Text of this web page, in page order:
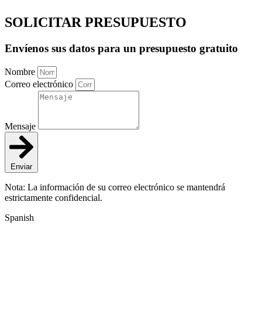
SOLICITAR PRESUPUESTO
Envíenos sus datos para un presupuesto gratuito
Nombre
Correo electrónico
Mensaje
Enviar
Nota: La información de su correo electrónico se mantendrá
estrictamente confidencial.
Spanish